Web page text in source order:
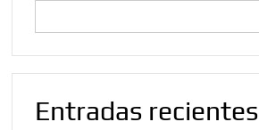
Entradas recientes